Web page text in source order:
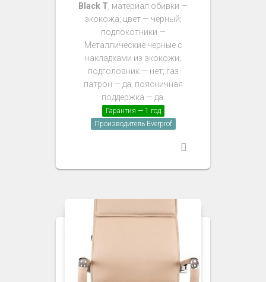
Black T , материал обивки —
экокожа; цвет — черный;
подлокотники —
Металлические черные с
накладками из экокожи;
подголовник — нет; газ
патрон — да; поясничная
поддержка — да.
Гарантия — 1 год
Производитель Everprof